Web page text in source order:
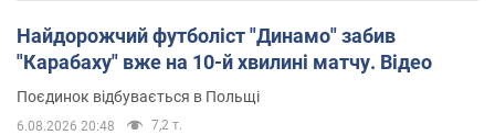
Найдорожчий футболіст "Динамо" забив
"Карабаху" вже на 10-й хвилині матчу. Відео
Поєдинок відбувається в Польщі
6.08.2026 20:48 7,2 т.